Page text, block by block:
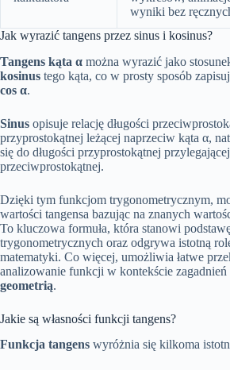
wyniki bez
Jak wyrazić tangens przez sinus i kosinus?
Tangens kąta α można wyrazić jako
kosinus tego kąta, co w prosty sposób
cos α.
Sinus opisuje relację długości
przyprostokątnej leżącej naprzeciw kąta α,
się do długości przyprostokątnej
przeciwprostokątnej.
Dzięki tym funkcjom trygonometrycznym,
wartości tangensa bazując na znanych
To kluczowa formuła, która stanowi
trygonometrycznych oraz odgrywa istotną
matematyki. Co więcej, umożliwia łatwe
analizowanie funkcji w kontekście
geometrią.
Jakie są własności funkcji tangens?
Funkcja tangens wyróżnia się kilkoma